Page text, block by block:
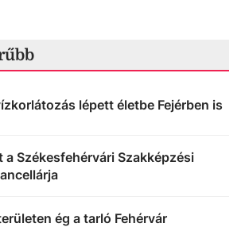
lépett életbe Fejérben is
a Székesfehérvári Szakképzési
ég a tarló Fehérvár